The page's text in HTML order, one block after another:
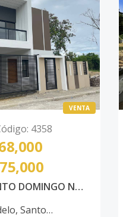
VENTA
: 4358
CASAS EN SANTO DOMINGO NORTE
, Santo